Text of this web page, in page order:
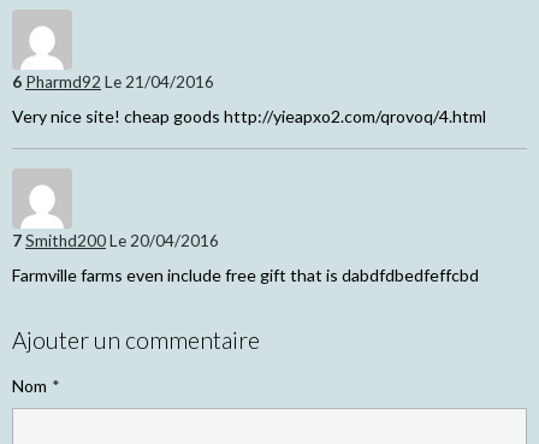
6 Pharmd92 Le 21/04/2016
Very nice site! cheap goods http://yieapxo2.com/qrovoq/4.html
7Smithd200Le 20/04/2016
Farmville farms even include free gift that is dabdfdbedfeffcbd
Ajouter un commentaire
Nom